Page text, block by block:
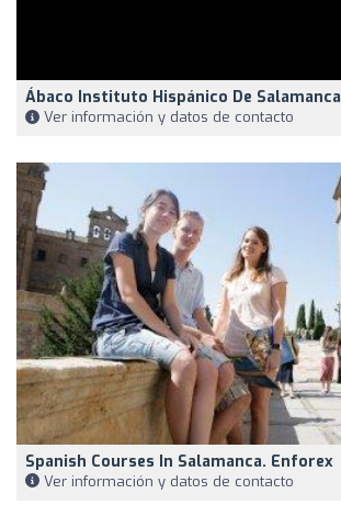
Ábaco Instituto Hispánico De Salamanca
Ver información y datos de contacto
Spanish Courses In Salamanca. Enforex
Ver información y datos de contacto